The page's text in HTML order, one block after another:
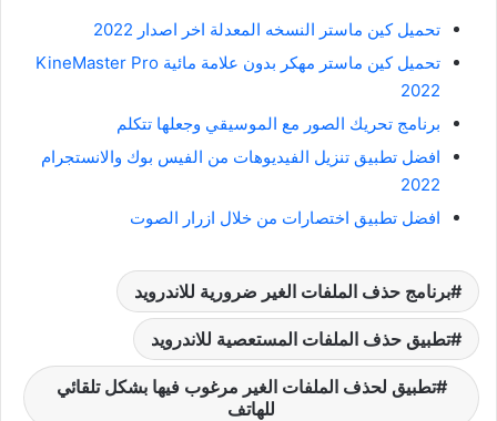
تحميل كين ماستر النسخه المعدلة اخر اصدار 2022
تحميل كين ماستر مهكر بدون علامة مائية KineMaster Pro
2022
برنامج تحريك الصور مع الموسيقي وجعلها تتكلم
افضل تطبيق تنزيل الفيديوهات من الفيس بوك والانستجرام
2022
افضل تطبيق اختصارات من خلال ازرار الصوت
برنامج حذف الملفات الغير ضرورية للاندرويد
تطبيق حذف الملفات المستعصية للاندرويد
تطبيق لحذف الملفات الغير مرغوب فيها بشكل تلقائي
للهاتف